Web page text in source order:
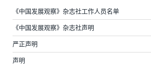
《中国发展观察》杂志社工作人员名单
《中国发展观察》杂志社声明
严正声明
声明